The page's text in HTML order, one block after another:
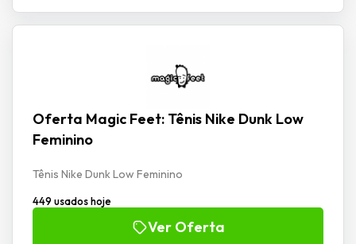
Oferta Magic Feet: Tênis Nike Dunk Low
Feminino
Tênis Nike Dunk Low Feminino
449 usados hoje
Ver Oferta